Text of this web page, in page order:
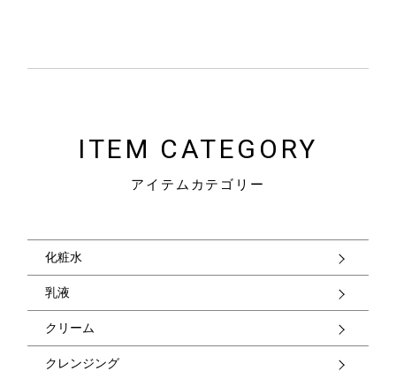
ITEM CATEGORY
アイテムカテゴリー
化粧水
乳液
クリーム
クレンジング